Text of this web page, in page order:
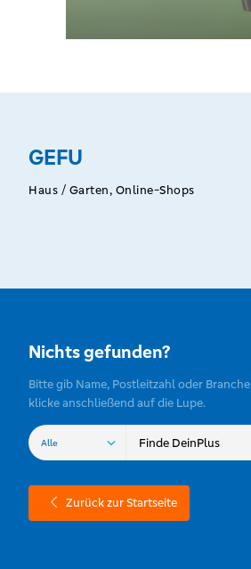
GEFU
Haus / Garten, Online-Shops
Nichts gefunden?
Bitte gib Name, Postleitzahl oder
klicke anschließend auf die Lupe.
Zurück zur Startseite